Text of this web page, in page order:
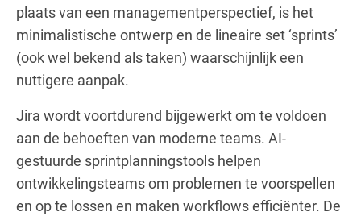
plaats van een managementperspectief, is het
minimalistische ontwerp en de lineaire set ‘sprints’
(ook wel bekend als taken) waarschijnlijk een
nuttigere aanpak.
Jira wordt voortdurend bijgewerkt om te voldoen
aan de behoeften van moderne teams. AI-
gestuurde sprintplanningstools helpen
ontwikkelingsteams om problemen te voorspellen
en op te lossen en maken workflows efficiënter. De